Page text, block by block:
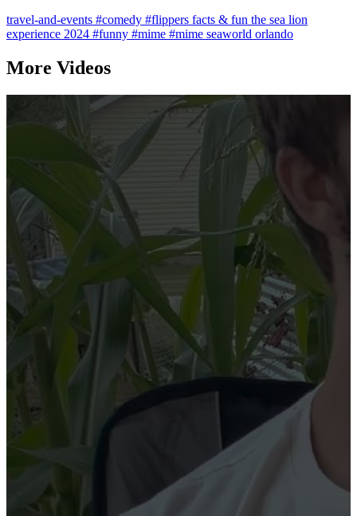
travel-and-events #comedy #flippers facts & fun the sea lion
experience 2024 #funny #mime #mime seaworld orlando
More Videos